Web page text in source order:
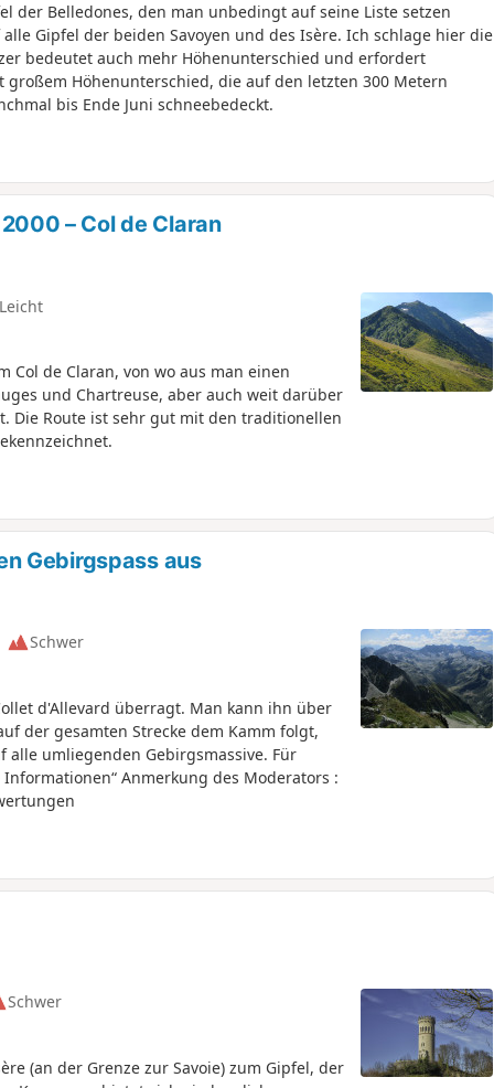
der Belledones, den man unbedingt auf seine Liste setzen
Gipfel der beiden Savoyen und des Isère. Ich schlage hier die
bedeutet auch mehr Höhenunterschied und erfordert
Höhenunterschied, die auf den letzten 300 Metern
bis Ende Juni schneebedeckt.
– Col de Claran
Leicht
Col de Claran, von wo aus man einen
und Chartreuse, aber auch weit darüber
Die Route ist sehr gut mit den traditionellen
Gebirgspass aus
Schwer
d'Allevard überragt. Man kann ihn über
der gesamten Strecke dem Kamm folgt,
umliegenden Gebirgsmassive. Für
Anmerkung des Moderators :
Schwer
(an der Grenze zur Savoie) zum Gipfel, der